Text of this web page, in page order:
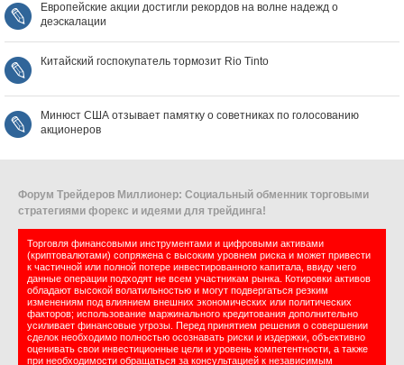
Европейские акции достигли рекордов на волне надежд о
деэскалации
Китайский госпокупатель тормозит Rio Tinto
Минюст США отзывает памятку о советниках по голосованию
акционеров
Форум Трейдеров Миллионер: Социальный обменник торговыми
стратегиями форекс и идеями для трейдинга!
Торговля финансовыми инструментами и цифровыми активами
(криптовалютами) сопряжена с высоким уровнем риска и может привести
к частичной или полной потере инвестированного капитала, ввиду чего
данные операции подходят не всем участникам рынка. Котировки активов
обладают высокой волатильностью и могут подвергаться резким
изменениям под влиянием внешних экономических или политических
факторов; использование маржинального кредитования дополнительно
усиливает финансовые угрозы. Перед принятием решения о совершении
сделок необходимо полностью осознавать риски и издержки, объективно
оценивать свои инвестиционные цели и уровень компетентности, а также
при необходимости обращаться за консультацией к независимым